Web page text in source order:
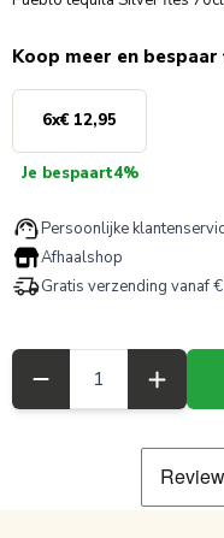
Koop meer en
6x€ 12,95
Je bespaart4%
Persoonlijke
Afhaalshop
Gratis verzending vanaf